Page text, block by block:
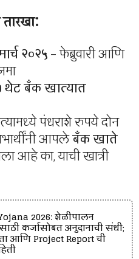
२०२५– फेब्रुवारी आणि
थेट बँक खात्यात
पंधराशे रुपये दोन
आपलेबँक खाते
आहे का, याची खात्री
2026: शेळीपालन
कर्जासोबत अनुदानाची संधी;
आणि Project Report ची